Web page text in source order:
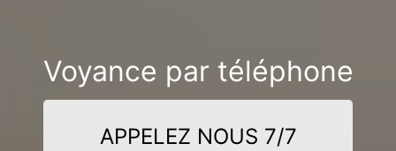
Voyance par téléphone
APPELEZ NOUS 7/7